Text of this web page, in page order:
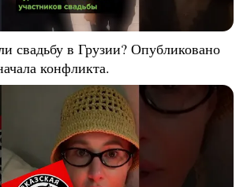
свадьбу в Грузии? Опубликовано
конфликта.